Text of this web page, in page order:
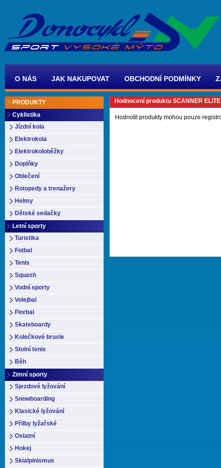
O NÁS JAK NAKUPOVAT OBCHODNÍ PODMÍNKY
PRODUKTY
Cyklistika
Jízdní kola
Elektrokola
Elektrokoloběžky
Doplňky
Oblečení
Rotopedy a trenažery
Helmy
Dětské sedačky
Letní sporty
Turistika
Fotbal
Tenis
Squash
Vodní sporty
Volejbal
Florbal
Skateboardy
Kolečkové brusle
Stolní tenis
Běh
Zimní sporty
Sjezdové lyžování
Snowboarding
Klasické lyžování
Přilby lyžařské
Ostatní
Hokej
Skialpinismus
Hodnocení produktu SCANNER
Hodnotit produkty mohou pouze